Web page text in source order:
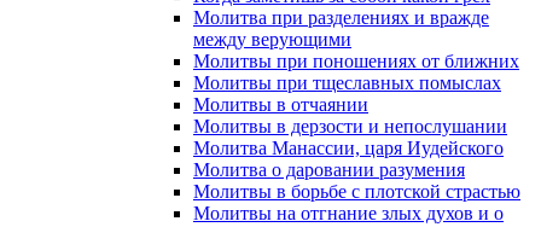
Молитва при разделениях и вражде
между верующими
Молитвы при поношениях от ближних
Молитвы при тщеславных помыслах
Молитвы в отчаянии
Молитвы в дерзости и непослушании
Молитва Манассии, царя Иудейского
Молитва о даровании разумения
Молитвы в борьбе с плотской страстью
Молитвы на отгнание злых духов и о